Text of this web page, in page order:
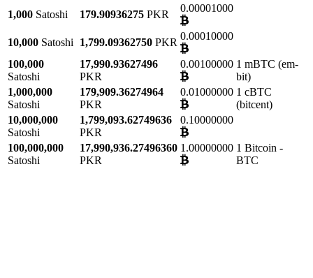
1,000 Satoshi 179.90936275 PKR
0.00001000
10,000 Satoshi 1,799.09362750 PKR
0.00010000
100,000
Satoshi
17,990.93627496
PKR
0.00100000 1 mBTC (em-
bit)
1,000,000
Satoshi
179,909.36274964
PKR
0.01000000 1 cBTC
(bitcent)
10,000,000
Satoshi
1,799,093.62749636
PKR
0.10000000
100,000,000
Satoshi
17,990,936.27496360
PKR
1.00000000 1 Bitcoin -
BTC